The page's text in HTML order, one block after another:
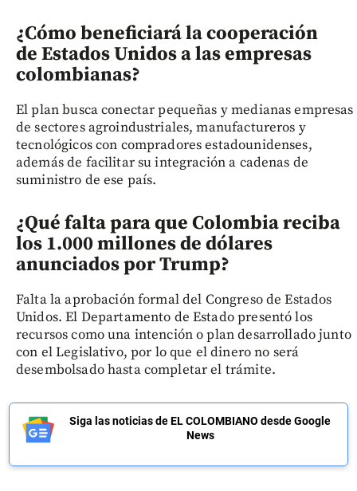
¿Cómo beneficiará la cooperación
de Estados Unidos a las empresas
colombianas?
El plan busca conectar pequeñas y medianas empresas
de sectores agroindustriales, manufactureros y
tecnológicos con compradores estadounidenses,
además de facilitar su integración a cadenas de
suministro de ese país.
¿Qué falta para que Colombia reciba
los 1.000 millones de dólares
anunciados por Trump?
Falta la aprobación formal del Congreso de Estados
Unidos. El Departamento de Estado presentó los
recursos como una intención o plan desarrollado junto
con el Legislativo, por lo que el dinero no será
desembolsado hasta completar el trámite.
Siga las noticias de EL COLOMBIANO desde Google
News